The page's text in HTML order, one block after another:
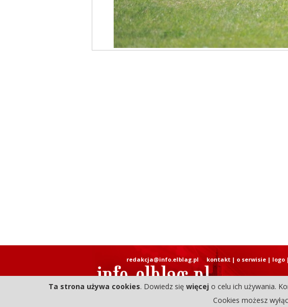
redakcja@info.elblag.pl kontakt| o serwisie| logo|
Ta strona używa cookies. Dowiedz się więcej o celu ich używania.
Cookies możesz